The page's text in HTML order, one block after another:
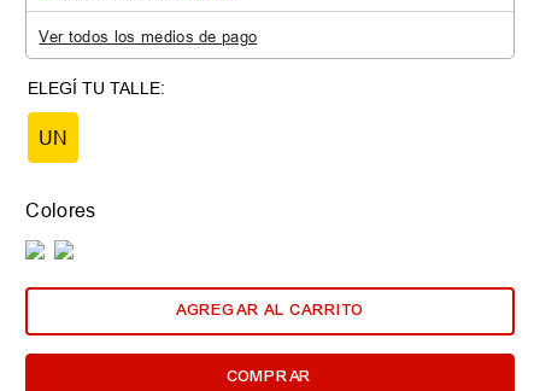
Ver todos los medios de pago
UN
Colores
AGREGAR AL CARRITO
COMPRAR